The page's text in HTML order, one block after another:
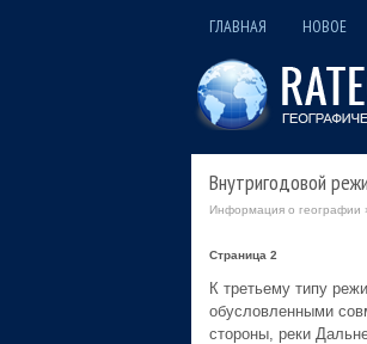
ГЛАВНАЯ НОВОЕ
Внутригодовой
Информация о географии
Страница 2
К третьему типу
обусловленными
стороны, реки